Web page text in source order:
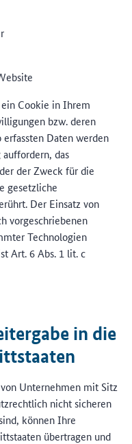
Cookie in Ihrem
bzw. deren
Daten werden
auffordern, das
der Zweck für die
gesetzliche
Der Einsatz von
vorgeschriebenen
Technologien
Art. 6 Abs. 1 lit. c
in die
Unternehmen mit Sitz
nicht sicheren
können Ihre
übertragen und